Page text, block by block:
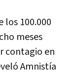
los 100.000
meses
contagio en
Amnistía